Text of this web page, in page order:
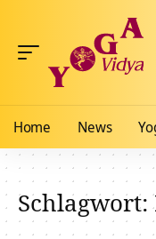
Home News
Schlagwort: